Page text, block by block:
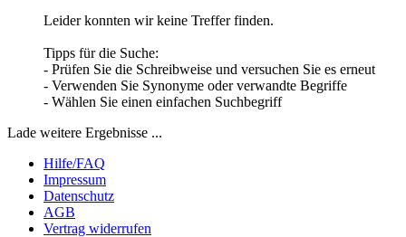
Leider konnten wir keine Treffer finden.
Tipps für die Suche:
- Prüfen Sie die Schreibweise und versuchen Sie es erneut
- Verwenden Sie Synonyme oder verwandte Begriffe
- Wählen Sie einen einfachen Suchbegriff
Lade weitere Ergebnisse ...
Hilfe/FAQ
Impressum
Datenschutz
AGB
Vertrag widerrufen